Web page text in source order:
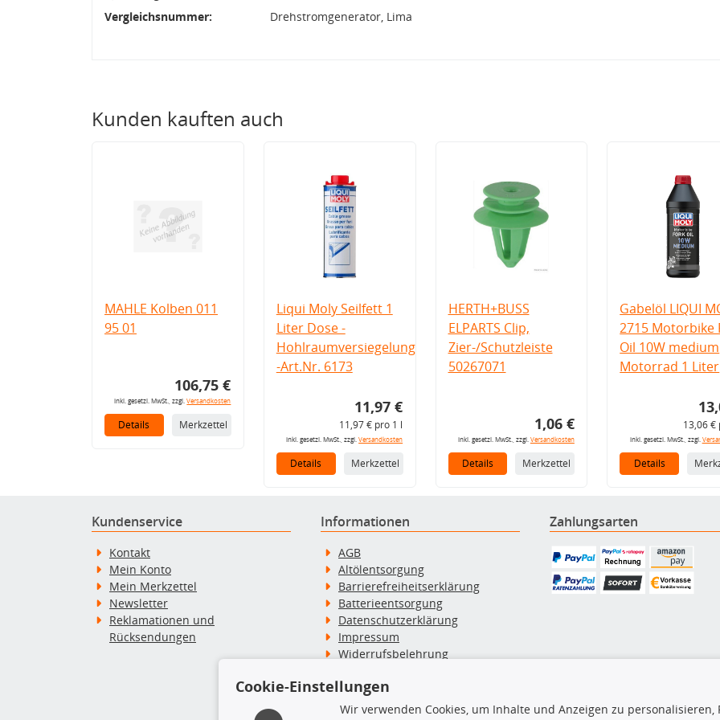
Vergleichsnummer:
Drehstromgenerator, Lima
Kunden kauften auch
MAHLE Kolben 011
95 01
106,75 €
inkl. gesetzl. MwSt., zzgl.Versandkosten
Details Merkzettel
Liqui Moly Seilfett 1
Liter Dose -
Hohlraumversiegelung
-Art.Nr. 6173
11,97 €
11,97 € pro 1 l
inkl. gesetzl. MwSt., zzgl.Versandkosten
Details Merkzettel
HERTH+BUSS
ELPARTS Clip,
Zier-/Schutzleiste
50267071
1,06 €
inkl. gesetzl. MwSt., zzgl. Versandkosten
Details Merkzettel
Gabelöl LIQUI
2715 Motorbike
Oil 10W medium
Motorrad 1 Liter
13,06 €
inkl. gesetzl. MwSt., zzgl.
Details
Kundenservice
Kontakt
Mein Konto
Mein Merkzettel
Newsletter
Reklamationen und
Rücksendungen
Informationen
AGB
Altölentsorgung
Barrierefreiheitserklärung
Batterieentsorgung
Datenschutzerklärung
Impressum
Widerrufsbelehrung
Zahlung & Versand
Zahlungsarten
Cookie-Einstellungen
Wir verwenden Cookies, um Inhalte und Anzeigen zu